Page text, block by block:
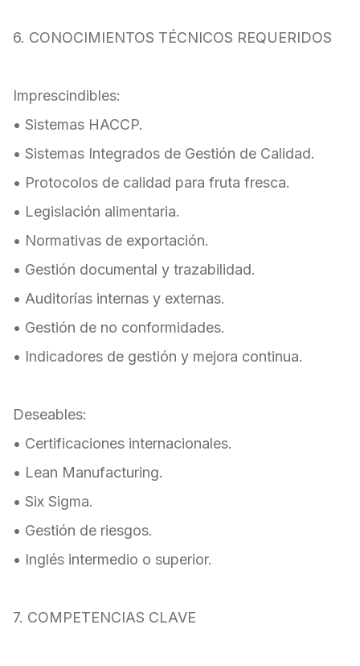
6. CONOCIMIENTOS TÉCNICOS REQUERIDOS
Imprescindibles:
• Sistemas HACCP.
• Sistemas Integrados de Gestión de Calidad.
• Protocolos de calidad para fruta fresca.
• Legislación alimentaria.
• Normativas de exportación.
• Gestión documental y trazabilidad.
• Auditorías internas y externas.
• Gestión de no conformidades.
• Indicadores de gestión y mejora continua.
Deseables:
• Certificaciones internacionales.
• Lean Manufacturing.
• Six Sigma.
• Gestión de riesgos.
• Inglés intermedio o superior.
7. COMPETENCIAS CLAVE